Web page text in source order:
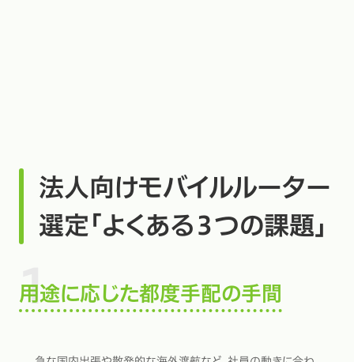
法人向けモバイルルーター
選定「よくある３つの課題」
用途に応じた都度手配の手間